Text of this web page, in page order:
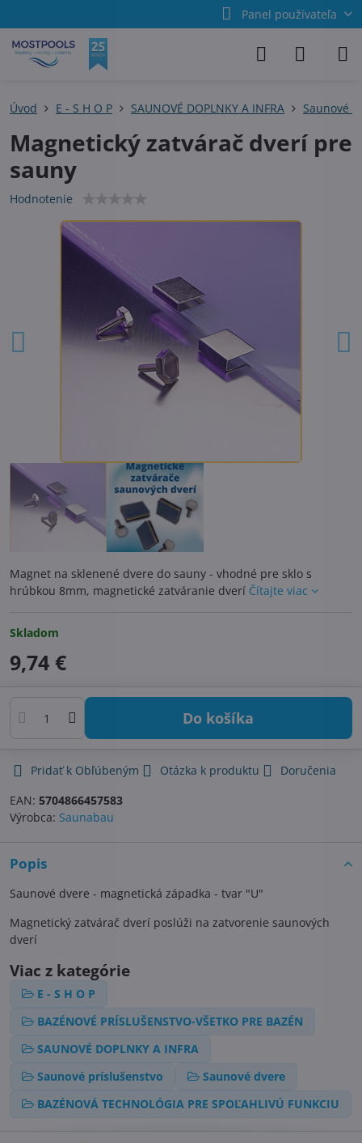
Panel používateľa
Úvod E - S H O P SAUNOVÉ DOPLNKY A INFRA Saunové
Magnetický zatvárač dverí pre
sauny
Hodnotenie
Magnet na sklenené dvere do sauny - vhodné pre sklo s
hrúbkou 8mm, magnetické zatváranie dverí Čítajte viac
Skladom
9,74 €
Do košíka
Pridať k Obľúbeným Otázka k produktu
Doručenia
EAN: 5704866457583
Výrobca: Saunabau
Popis
Saunové dvere - magnetická západka - tvar "U"
Magnetický zatvárač dverí poslúži na zatvorenie saunových
dverí
Viac z kategórie
E - S H O P
BAZÉNOVÉ PRÍSLUŠENSTVO-VŠETKO PRE BAZÉN
SAUNOVÉ DOPLNKY A INFRA
Saunové príslušenstvo
Saunové dvere
BAZÉNOVÁ TECHNOLÓGIA PRE SPOĽAHLIVÚ FUNKCIU